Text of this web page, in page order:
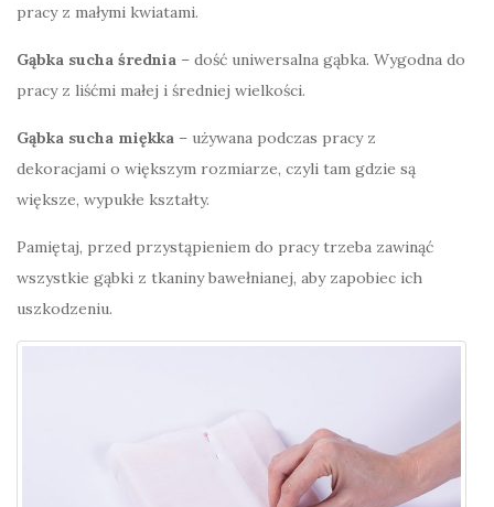
pracy z małymi kwiatami.
Gąbka sucha średnia – dość uniwersalna gąbka. Wygodna do
pracy z liśćmi małej i średniej wielkości.
Gąbka sucha miękka – używana podczas pracy z
dekoracjami o większym rozmiarze, czyli tam gdzie są
większe, wypukłe kształty.
Pamiętaj, przed przystąpieniem do pracy trzeba zawinąć
wszystkie gąbki z tkaniny bawełnianej, aby zapobiec ich
uszkodzeniu.